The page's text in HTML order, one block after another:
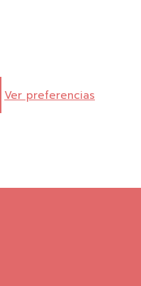
Ver preferencias